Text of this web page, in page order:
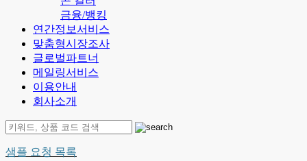
금융/뱅킹
연간정보서비스
맞춤형시장조사
글로벌파트너
메일링서비스
이용안내
회사소개
샘플 요청 목록